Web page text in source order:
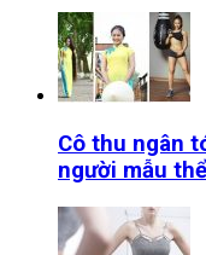
Cô thu ngân
người mẫu